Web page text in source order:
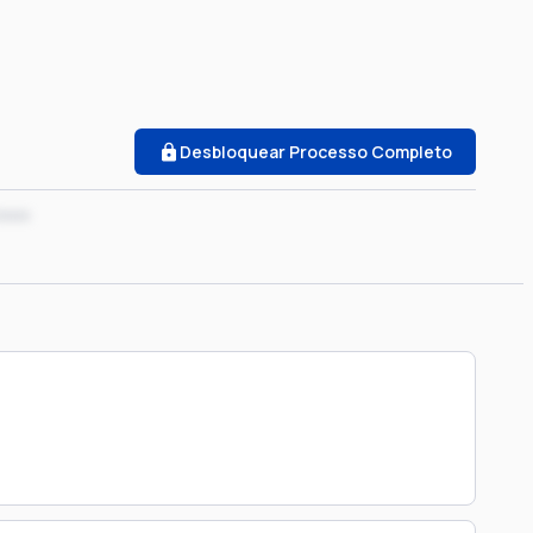
Desbloquear Processo Completo